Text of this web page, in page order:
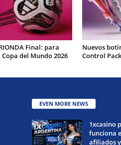
Final: para
del Mundo 2026
Nuevos
Control Pack
EVEN MORE NEWS
1xcasino
funciona
afiliados